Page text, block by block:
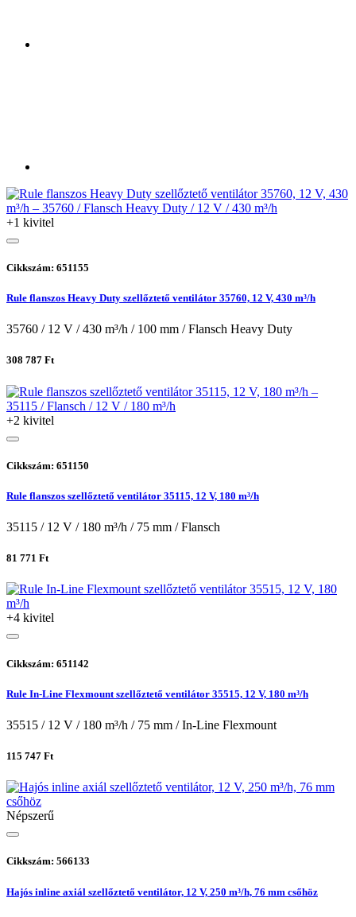
+1 kivitel
Cikkszám: 651155
Rule flanszos Heavy Duty szellőztető ventilátor 35760, 12 V, 430 m³/h
35760 / 12 V / 430 m³/h / 100 mm / Flansch Heavy Duty
308 787 Ft
+2 kivitel
Cikkszám: 651150
Rule flanszos szellőztető ventilátor 35115, 12 V, 180 m³/h
35115 / 12 V / 180 m³/h / 75 mm / Flansch
81 771 Ft
+4 kivitel
Cikkszám: 651142
Rule In-Line Flexmount szellőztető ventilátor 35515, 12 V, 180 m³/h
35515 / 12 V / 180 m³/h / 75 mm / In-Line Flexmount
115 747 Ft
Népszerű
Cikkszám: 566133
Hajós inline axiál szellőztető ventilátor, 12 V, 250 m³/h, 76 mm csőhöz